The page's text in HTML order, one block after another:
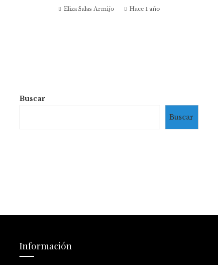
Eliza Salas Armijo Hace 1 año
Buscar
Buscar
Información